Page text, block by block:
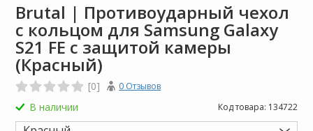
Brutal | Противоударный чехол
с кольцом для Samsung Galaxy
S21 FE с защитой камеры
(Красный)
[0] 0 Отзывов
В наличии Код товара: 134722